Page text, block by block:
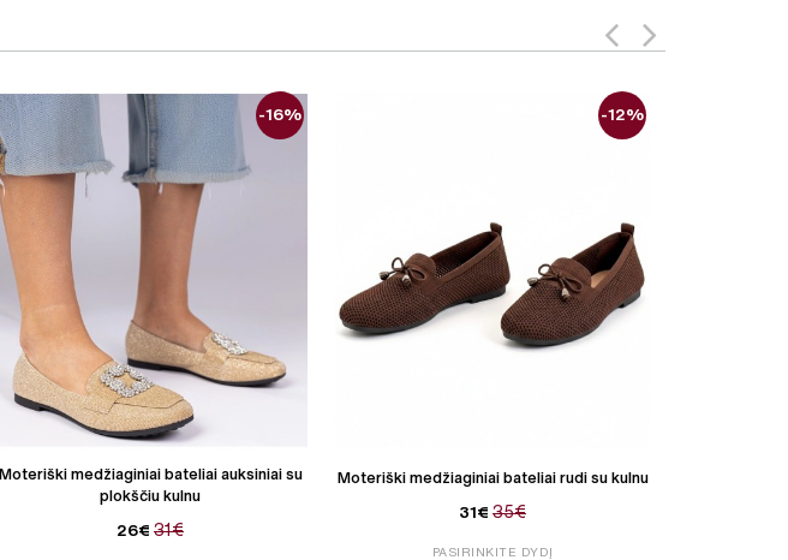
Moteriški medžiaginiai bateliai auksiniai su
plokščiu kulnu
26€ 31€
-16%
Moteriški medžiaginiai bateliai rudi su kulnu
31€ 35€
-12%
PASIRINKITE DYDĮ